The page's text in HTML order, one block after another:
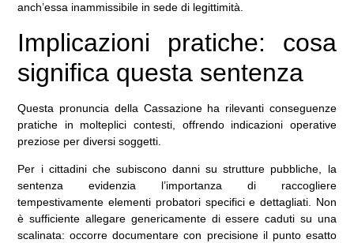
anch’essa inammissibile in sede di legittimità.
Implicazioni pratiche: cosa
significa questa sentenza
Questa pronuncia della Cassazione ha rilevanti conseguenze
pratiche in molteplici contesti, offrendo indicazioni operative
preziose per diversi soggetti.
Per i cittadini che subiscono danni su strutture pubbliche, la
sentenza evidenzia l’importanza di raccogliere
tempestivamente elementi probatori specifici e dettagliati. Non
è sufficiente allegare genericamente di essere caduti su una
scalinata: occorre documentare con precisione il punto esatto